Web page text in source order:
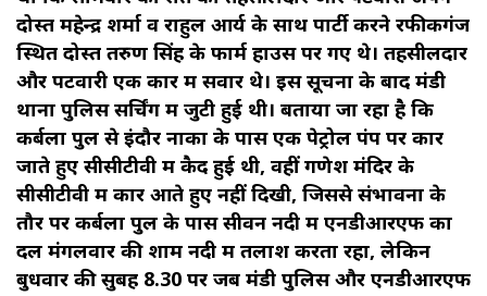
दोस्त महेन्द्र शर्मा व राहुल आर्य के साथ पार्टी करने रफीकगंज
स्थित दोस्त तरुण सिंह के फार्म हाउस पर गए थे। तहसीलदार
और पटवारी एक कार में सवार थे। इस सूचना के बाद मंडी
थाना पुलिस सर्चिंग में जुटी हुई थी। बताया जा रहा है कि
कर्बला पुल से इंदौर नाका के पास एक पेट्रोल पंप पर कार
जाते हुए सीसीटीवी में कैद हुई थी, वहीं गणेश मंदिर के
सीसीटीवी में कार आते हुए नहीं दिखी, जिससे संभावना के
तौर पर कर्बला पुल के पास सीवन नदी में एनडीआरएफ का
दल मंगलवार की शाम नदी में तलाश करता रहा, लेकिन
बुधवार की सुबह 8.30 पर जब मंडी पुलिस और एनडीआरएफ